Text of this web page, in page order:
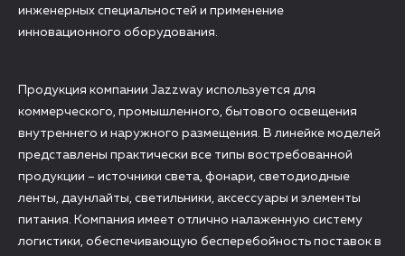
инженерных специальностей и применение
инновационного оборудования.
Продукция компании Jazzway используется для
коммерческого, промышленного, бытового освещения
внутреннего и наружного размещения. В линейке моделей
представлены практически все типы востребованной
продукции – источники света, фонари, светодиодные
ленты, даунлайты, светильники, аксессуары и элементы
питания. Компания имеет отлично налаженную систему
логистики, обеспечивающую бесперебойность поставок в